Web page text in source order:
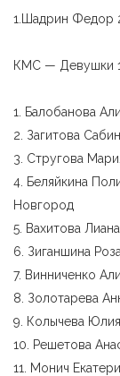
1.Шадрин
КМС — Девушки
1. Балобанова
2. Загитова
3. Стругова
4. Беляйкина
Новгород
5. Вахитова
6. Зиганшина
7. Винниченко
8. Золотарева
9. Колычева
10. Решетова
11. Монич